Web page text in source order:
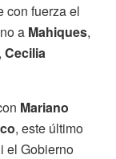
con fuerza el
a Mahiques,
, Cecilia
Mariano
, este último
el Gobierno